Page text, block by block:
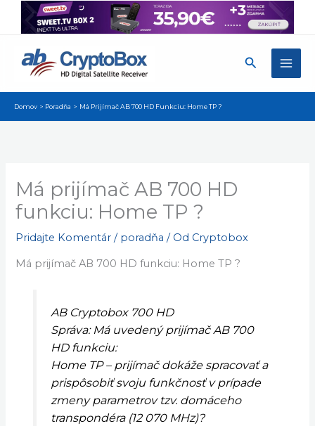
Preskočiť
Hľadať
Domov Poradňa Má Prijímač AB 700 HD Funkciu: Home TP ?
Má prijímač AB 700 HD
funkciu: Home TP ?
Pridajte Komentár / poradňa / Od Cryptobox
Má prijímač AB 700 HD funkciu: Home TP ?
AB Cryptobox 700 HD
Správa: Má uvedený prijímač AB 700
HD funkciu:
Home TP – prijímač dokáže spracovať a
prispôsobiť svoju funkčnosť v prípade
zmeny parametrov tzv. domáceho
transpondéra (12 070 MHz)?